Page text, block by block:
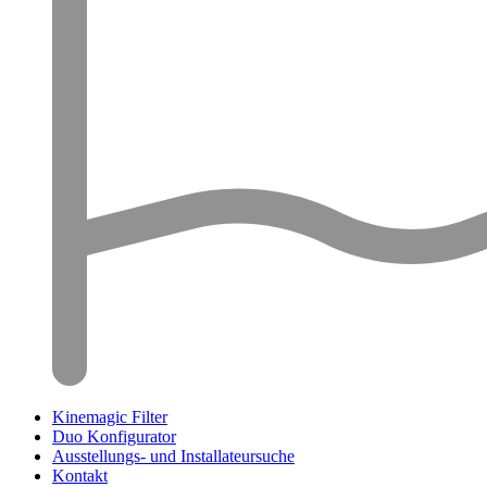
Kinemagic Filter
Duo Konfigurator
Ausstellungs- und Installateursuche
Kontakt